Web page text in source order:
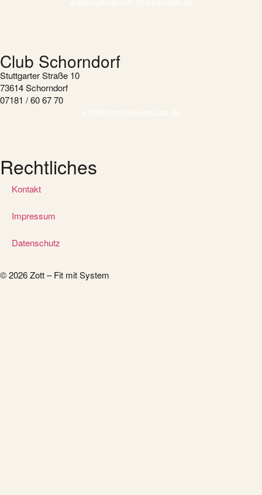
Club Schorndorf
Stuttgarter Straße 10
73614 Schorndorf
07181 / 60 67 70
Rechtliches
Kontakt
Impressum
Datenschutz
© 2026 Zott – Fit mit System